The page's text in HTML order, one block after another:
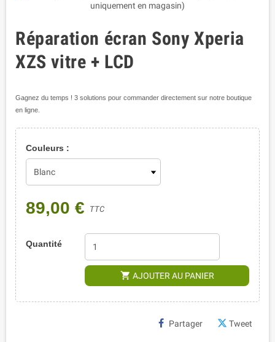
Réparation écran Sony Xperia
XZS vitre + LCD
Gagnez du temps ! 3 solutions pour commander directement sur notre boutique
en ligne.
Couleurs :
89,00 € TTC
Quantité
shopping_cart AJOUTER AU PANIER
Partager Tweet